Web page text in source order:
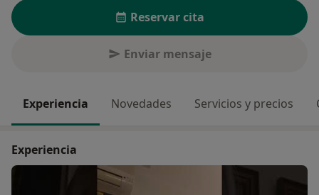
Reservar cita
Enviar mensaje
Experiencia Novedades Servicios y precios
Experiencia